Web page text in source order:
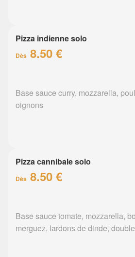
Pizza indienne solo
Dès 8.50 €
Base sauce curry, mozzarella,
oignons
Pizza cannibale solo
Dès 8.50 €
Base sauce tomate, mozzarella,
merguez, lardons de dinde,